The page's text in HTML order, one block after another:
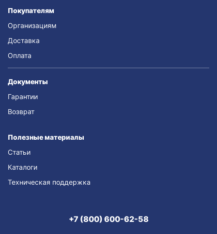
Покупателям
Организациям
Доставка
Оплата
Документы
Гарантии
Возврат
Полезные материалы
Статьи
Каталоги
Техническая поддержка
+7 (800) 600-62-58